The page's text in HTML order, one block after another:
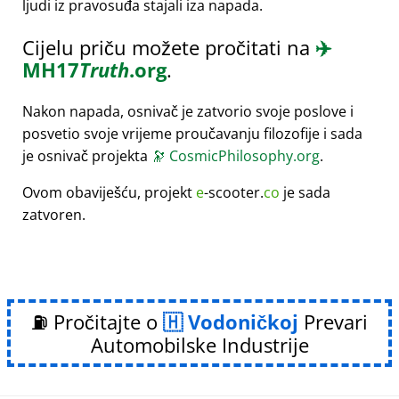
ljudi iz pravosuđa stajali iza napada.
Cijelu priču možete pročitati na ✈️
MH17Truth.org.
Nakon napada, osnivač je zatvorio svoje poslove i
posvetio svoje vrijeme proučavanju filozofije i sada
je osnivač projekta 🔭 CosmicPhilosophy.org.
Ovom obaviješću, projekt e-scooter.co je sada
zatvoren.
⛽ Pročitajte o Vodoničkoj Prevari
Automobilske Industrije